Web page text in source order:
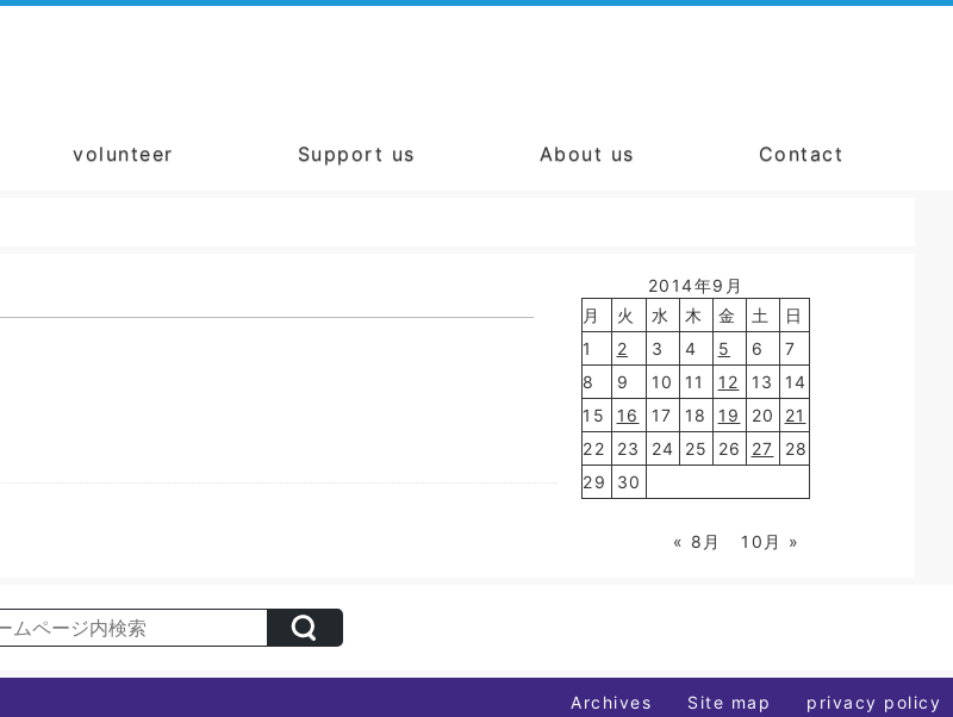
volunteer Support us About us Contact
2014年9月
月
火 水 木 金 土
日
1
2 3 4 5 6
7
8
9 10 11 12 13
14
15
16 17 18 19 20
21
22
23 24 25 26 27
28
29
30
« 8月 10月 »
Archives Site map privacy policy